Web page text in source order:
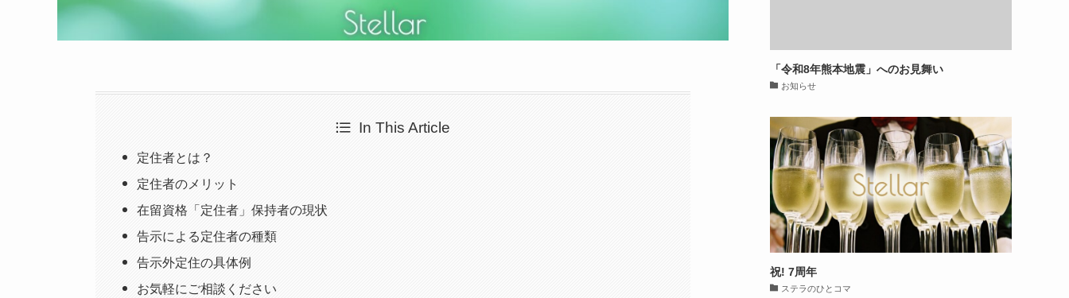
In This Article
定住者とは？
定住者のメリット
在留資格「定住者」保持者の現状
告示による定住者の種類
告示外定住の具体例
お気軽にご相談ください
「令和8年熊本地震」へのお見舞い
お知らせ
祝! 7周年
ステラのひとコマ